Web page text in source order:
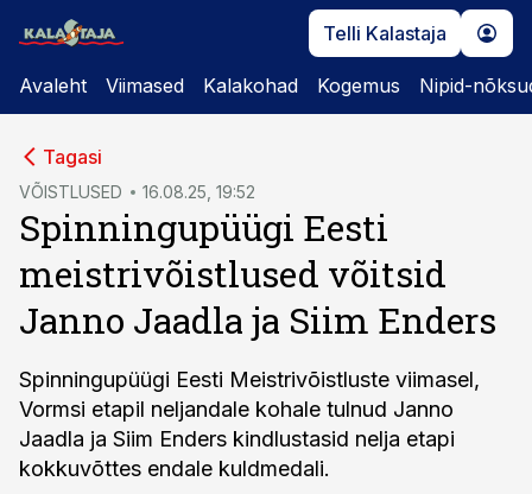
Telli Kalastaja
Avaleht Viimased Kalakohad Kogemus Nipid-
Tagasi
VÕISTLUSED 16.08.25, 19:52
Spinningupüügi Eesti
meistrivõistlused võitsid
Janno Jaadla ja Siim Enders
Spinningupüügi Eesti Meistrivõistluste viimasel,
Vormsi etapil neljandale kohale tulnud Janno
Jaadla ja Siim Enders kindlustasid nelja etapi
kokkuvõttes endale kuldmedali.